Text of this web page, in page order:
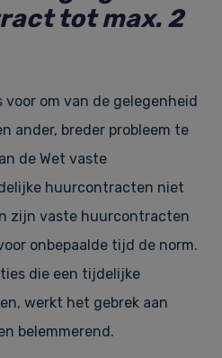
tot max. 2
om van de gelegenheid
ander, breder probleem te
de Wet vaste
huurcontracten niet
zijn vaste huurcontracten
onbepaalde tijd de norm.
die een tijdelijke
werkt het gebrek aan
belemmerend.